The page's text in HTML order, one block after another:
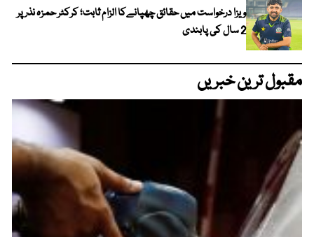
ویزا درخواست میں حقائق چھپانےکا الزام ثابت؛ کرکٹر حمزہ نذر پر
2 سال کی پابندی
مقبول ترین خبریں